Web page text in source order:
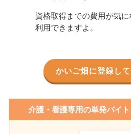
資格取得までの費用が気
利用できますよ。
かいご畑に登録し
介護・看護専用の単発バイト